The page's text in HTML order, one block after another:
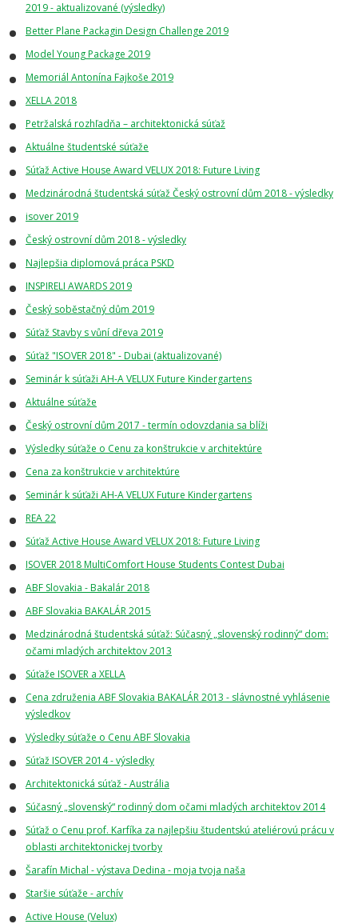
2019 - aktualizované (výsledky)
Better Plane Packagin Design Challenge 2019
Model Young Package 2019
Memoriál Antonína Fajkoše 2019
XELLA 2018
Petržalská rozhľadňa – architektonická súťaž
Aktuálne študentské súťaže
Súťaž Active House Award VELUX 2018: Future Living
Medzinárodná študentská súťaž Český ostrovní dům 2018 - výsledky
isover 2019
Český ostrovní dům 2018 - výsledky
Najlepšia diplomová práca PSKD
INSPIRELI AWARDS 2019
Český soběstačný dům 2019
Súťaž Stavby s vůní dřeva 2019
Súťaž "ISOVER 2018" - Dubai (aktualizované)
Seminár k súťaži AH-A VELUX Future Kindergartens
Aktuálne súťaže
Český ostrovní dům 2017 - termín odovzdania sa blíži
Výsledky súťaže o Cenu za konštrukcie v architektúre
Cena za konštrukcie v architektúre
Seminár k súťaži AH-A VELUX Future Kindergartens
REA 22
Súťaž Active House Award VELUX 2018: Future Living
ISOVER 2018 MultiComfort House Students Contest Dubai
ABF Slovakia - Bakalár 2018
ABF Slovakia BAKALÁR 2015
Medzinárodná študentská súťaž: Súčasný „slovenský rodinný“ dom:
očami mladých architektov 2013
Súťaže ISOVER a XELLA
Cena združenia ABF Slovakia BAKALÁR 2013 - slávnostné vyhlásenie
výsledkov
Výsledky súťaže o Cenu ABF Slovakia
Súťaž ISOVER 2014 - výsledky
Architektonická súťaž - Austrália
Súčasný „slovenský“ rodinný dom očami mladých architektov 2014
Súťaž o Cenu prof. Karfíka za najlepšiu študentskú ateliérovú prácu v
oblasti architektonickej tvorby
Šarafín Michal - výstava Dedina - moja tvoja naša
Staršie súťaže - archív
Active House (Velux)